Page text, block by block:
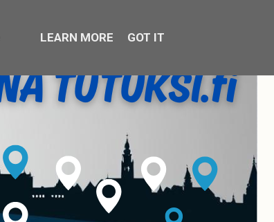
LEARN MORE GOT IT